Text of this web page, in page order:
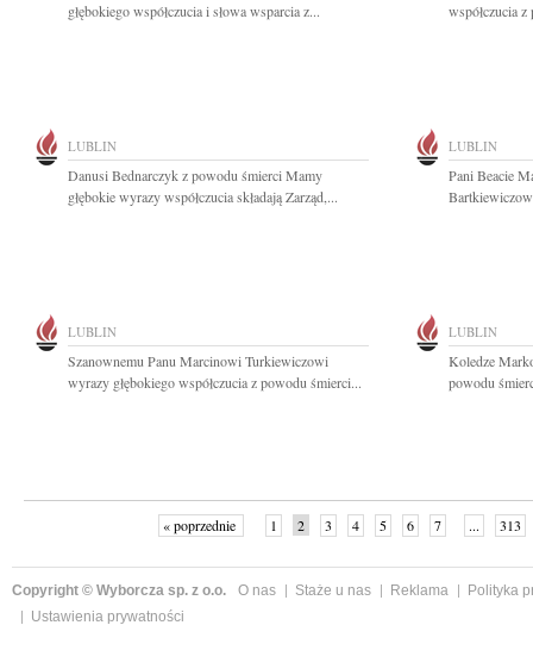
głębokiego współczucia i słowa wsparcia z...
współczucia
LUBLIN
Danusi Bednarczyk z powodu śmierci Mamy
głębokie wyrazy współczucia składają Zarząd,...
LUBLIN
Pani Beacie
LUBLIN
Szanownemu Panu Marcinowi Turkiewiczowi
wyrazy głębokiego współczucia z powodu śmierci...
LUBLIN
Koledze
powodu
« poprzednie 1 2 3 4 5 6 7 ... 313
Copyright © Wyborcza sp. z o.o. O nas Staże u nas Reklama
Polityka
Ustawienia prywatności